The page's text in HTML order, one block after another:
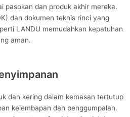
pasokan dan produk akhir mereka.
dan dokumen teknis rinci yang
LANDU memudahkan kepatuhan
aman.
dan kering dalam kemasan tertutup
kelembapan dan penggumpalan.